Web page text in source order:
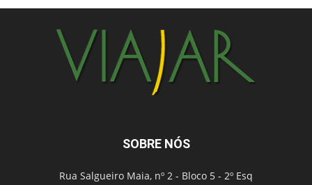
SOBRE NÓS
Rua Salgueiro Maia, nº 2 - Bloco 5 - 2º Esq